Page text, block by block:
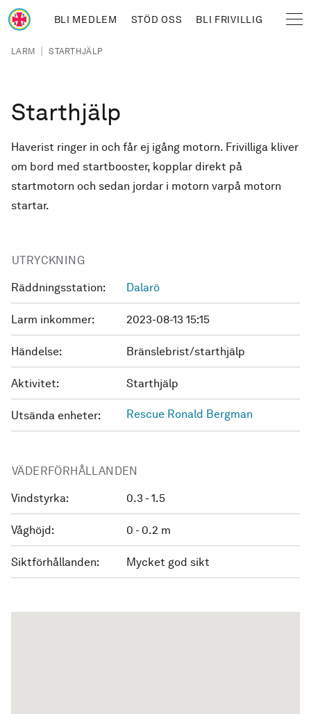
Hoppa till huvudinnehåll
BLI MEDLEM STÖD OSS BLI FRIVILLIG
Länkstig
LARM | STARTHJÄLP
Starthjälp
Haverist ringer in och får ej igång motorn. Frivilliga kliver
om bord med startbooster, kopplar direkt på
startmotorn och sedan jordar i motorn varpå motorn
startar.
UTRYCKNING
Räddningsstation: Dalarö
Larm inkommer: 2023-08-13 15:15
Händelse: Bränslebrist/starthjälp
Aktivitet: Starthjälp
Utsända enheter: Rescue Ronald Bergman
VÄDERFÖRHÅLLANDEN
Vindstyrka: 0.3 - 1.5
Våghöjd: 0 - 0.2 m
Siktförhållanden: Mycket god sikt